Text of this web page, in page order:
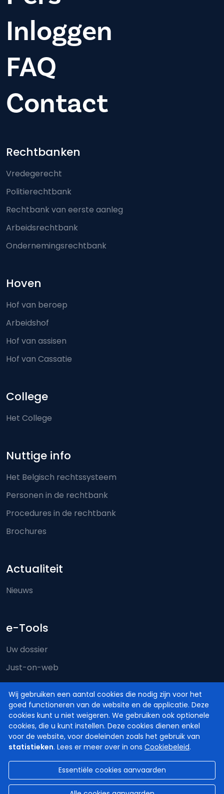
Wij gebruiken een aantal cookies die nodig zijn voor het
goed functioneren van de website en de applicatie. Deze
cookies kunt u niet weigeren. We gebruiken ook optionele
cookies, die u kunt instellen. Deze cookies dienen enkel
voor de website, voor doeleinden zoals het gebruik van
statistieken. Lees er meer over in ons Cookiebeleid.
Essentiële cookies aanvaarden
Inloggen
FAQ
Contact
Footer-menu
Rechtbanken
Vredegerecht
Politierechtbank
Rechtbank van eerste aanleg
Arbeidsrechtbank
Ondernemingsrechtbank
Hoven
Hof van beroep
Arbeidshof
Hof van assisen
Hof van Cassatie
College
Het College
Nuttige info
Het Belgisch rechtssysteem
Personen in de rechtbank
Procedures in de rechtbank
Brochures
Actualiteit
Nieuws
e-Tools
Uw dossier
Just-on-web
e-Deposit
Territoriale bevoegdheid
Privacy Cookiebeleid